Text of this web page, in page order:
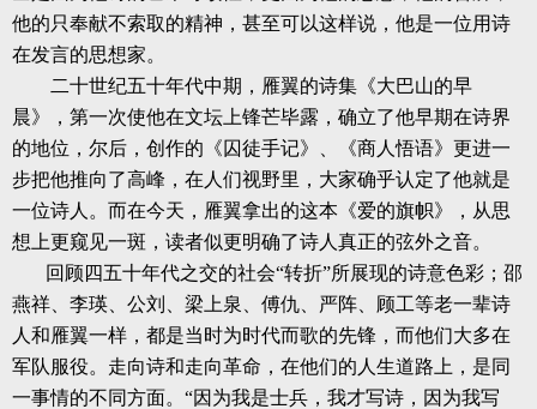
他的只奉献不索取的精神，甚至可以这样说，他是一位用诗
在发言的思想家。
二十世纪五十年代中期，雁翼的诗集《大巴山的早
晨》，第一次使他在文坛上锋芒毕露，确立了他早期在诗界
的地位，尔后，创作的《囚徒手记》、《商人悟语》更进一
步把他推向了高峰，在人们视野里，大家确乎认定了他就是
一位诗人。而在今天，雁翼拿出的这本《爱的旗帜》，从思
想上更窥见一斑，读者似更明确了诗人真正的弦外之音。
回顾四五十年代之交的社会“转折”所展现的诗意色彩；邵
燕祥、李瑛、公刘、梁上泉、傅仇、严阵、顾工等老一辈诗
人和雁翼一样，都是当时为时代而歌的先锋，而他们大多在
军队服役。走向诗和走向革命，在他们的人生道路上，是同
一事情的不同方面。“因为我是士兵，我才写诗，因为我写